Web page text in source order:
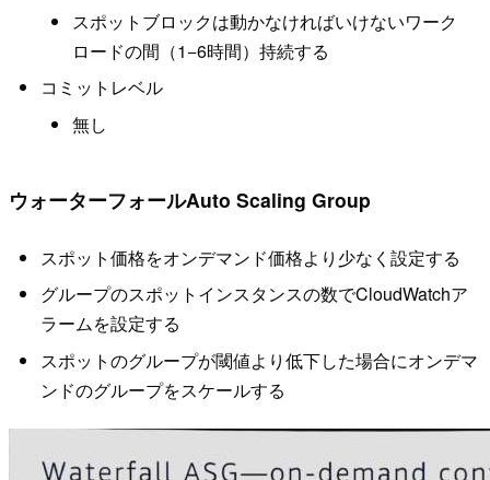
スポットブロックは動かなければいけないワーク
ロードの間（1−6時間）持続する
コミットレベル
無し
ウォーターフォールAuto Scaling Group
スポット価格をオンデマンド価格より少なく設定する
グループのスポットインスタンスの数でCloudWatchア
ラームを設定する
スポットのグループが閾値より低下した場合にオンデマ
ンドのグループをスケールする